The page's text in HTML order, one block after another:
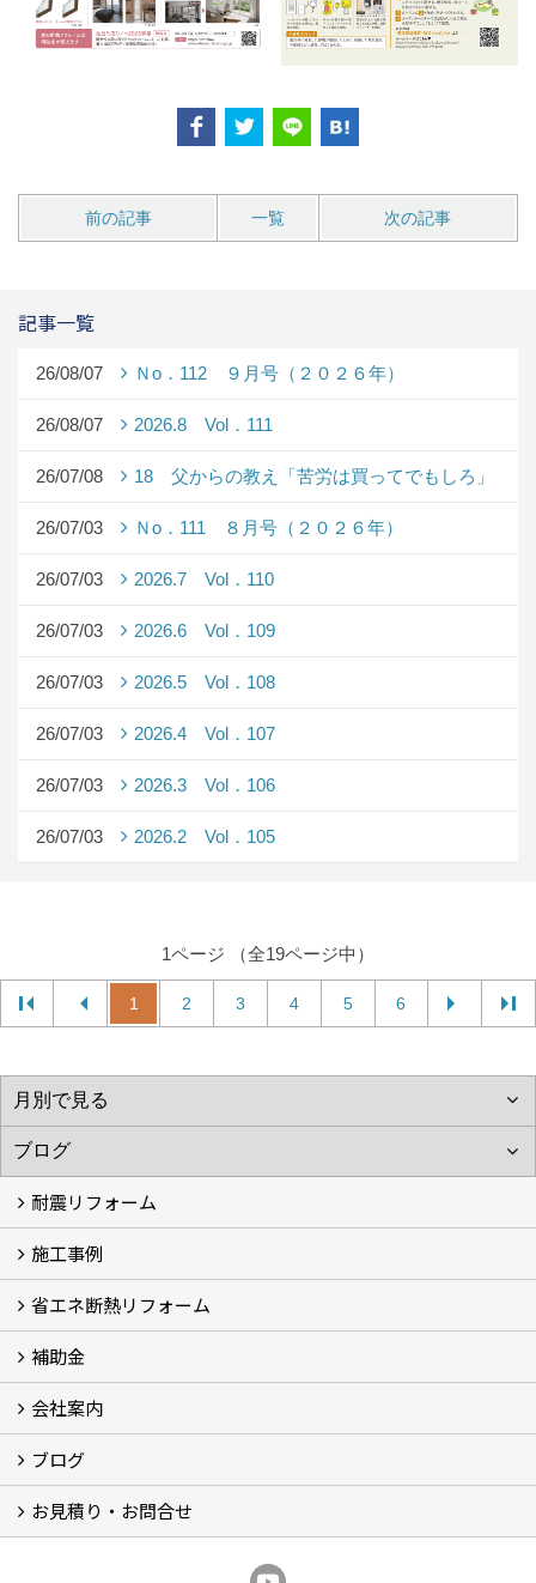
前の記事 一覧 次の記事
記事一覧
26/08/07 Ｎo．112 ９月号（２０２６年）
26/08/07 2026.8 Vol．111
26/07/08 18 父からの教え「苦労は買ってでもしろ」
26/07/03 Ｎo．111 ８月号（２０２６年）
26/07/03 2026.7 Vol．110
26/07/03 2026.6 Vol．109
26/07/03 2026.5 Vol．108
26/07/03 2026.4 Vol．107
26/07/03 2026.3 Vol．106
26/07/03 2026.2 Vol．105
1ページ （全19ページ中）
1 2 3 4 5 6
耐震リフォーム
空設計の耐震診断
耐震診断と耐震補強 動画
耐震診断レポート
減災セミナー・耐震基準と熊本地震 動画
耐震診断と耐震補強 解説
耐震診断Q&A
施工事例
施工事例
浴室の劣化改修と耐震補強 動画
浴室の劣化改修と耐震補強①
浴室の劣化改修と耐震補強②
省エネ断熱リフォーム
省エネ診断
省エネリフォーム
補助金
住宅性能表示制度
住宅断熱改修促進事業補助金2026
給湯省エネ2026
先進的窓リノベ2026
長期優良住宅化リフォーム推進事業
市川市耐震補助金
船橋市耐震補助金
浦安市耐震補助金
松戸市耐震補助金
四街道市耐震補助金
佐倉市耐震補助金
成田市耐震補助金
会社案内
経営理念／ご挨拶
会社概要
メディア掲載
リフォーム産業新聞掲載
表彰
スタッフ紹介
アクセス
不動産探し
プライバシーポリシー
ブログ
いちかわ新聞連載コラム
人生の歩き方
空設計通信
まもりとそなえ
豆知識
お見積り・お問合せ
耐震省エネ補助金無料相談会